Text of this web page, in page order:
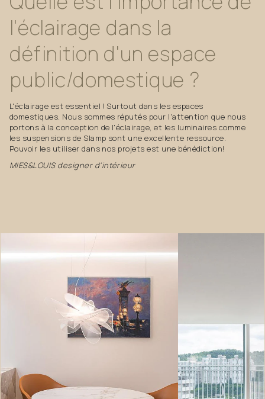
l'éclairage dans la
définition d'un espace
public/domestique ?
L'éclairage est essentiel ! Surtout dans les espaces
domestiques. Nous sommes réputés pour l'attention que nous
portons à la conception de l'éclairage, et les luminaires comme
les suspensions de Slamp sont une excellente ressource.
Pouvoir les utiliser dans nos projets est une bénédiction!
MIES&LOUIS designer d'intérieur